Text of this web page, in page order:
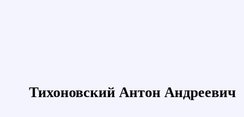
Тихоновский Антон Андреевич